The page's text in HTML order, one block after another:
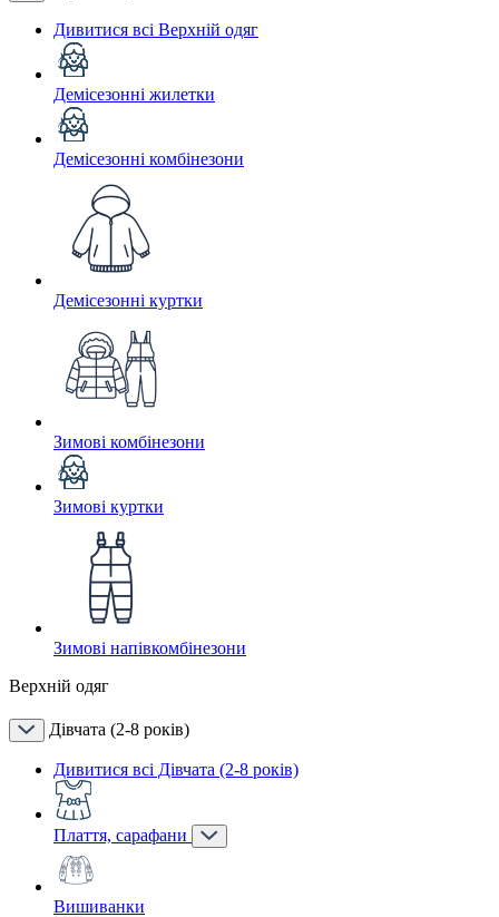
Дивитися всі Верхній одяг
Демісезонні жилетки
Демісезонні комбінезони
Демісезонні куртки
Зимові комбінезони
Зимові куртки
Зимові напівкомбінезони
Верхній одяг
Дівчата (2-8 років)
Дивитися всі Дівчата (2-8 років)
Плаття, сарафани
Вишиванки